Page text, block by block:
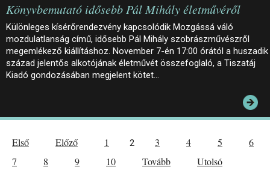
Könyvbemutató idősebb Pál Mihály életművéről
Különleges kísérőrendezvény kapcsolódik Mozgássá váló
mozdulatlanság című, idősebb Pál Mihály szobrászművészről
megemlékező kiállításhoz. November 7-én 17:00 órától a huszadik
század jelentős alkotójának életművét összefoglaló, a Tiszatáj
Kiadó gondozásában megjelent kötet…
Első Előző 1 2 3 4 5
6
7
8 9 10 Tovább Utolsó